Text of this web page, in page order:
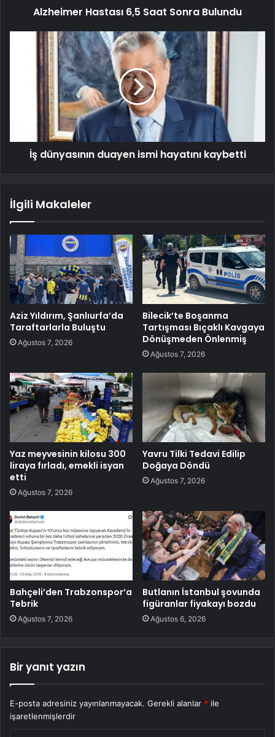
Alzheimer Hastası 6,5 Saat Sonra Bulundu
İş dünyasının duayen ismi hayatını kaybetti
İlgili Makaleler
Aziz Yıldırım, Şanlıurfa’da
Taraftarlarla Buluştu
Ağustos 7, 2026
Bilecik’te Boşanma
Tartışması Bıçaklı Kavgaya
Dönüşmeden Önlenmiş
Ağustos 7, 2026
Yaz meyvesinin kilosu 300
liraya fırladı, emekli isyan
etti
Ağustos 7, 2026
Yavru Tilki Tedavi Edilip
Doğaya Döndü
Ağustos 7, 2026
Bahçeli’den Trabzonspor’a
Tebrik
Ağustos 7, 2026
Butlanın İstanbul şovunda
figüranlar fiyakayı bozdu
Ağustos 6, 2026
Bir yanıt yazın
E-posta adresiniz yayınlanmayacak. Gerekli alanlar * ile
işaretlenmişlerdir